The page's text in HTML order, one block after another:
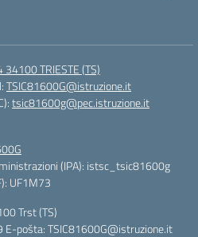
TRIESTE (TS)
TSIC81600G@istruzione.it
tsic81600g@pec.istruzione.it
(IPA): istsc_tsic81600g
UF1M73
Trst (TS)
pošta: TSIC81600G@istruzione.it